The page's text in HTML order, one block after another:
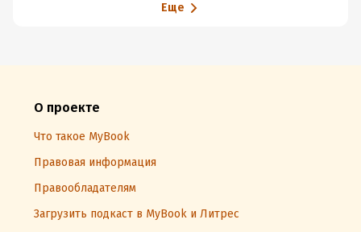
Еще
О проекте
Что такое MyBook
Правовая информация
Правообладателям
Загрузить подкаст в MyBook и Литрес